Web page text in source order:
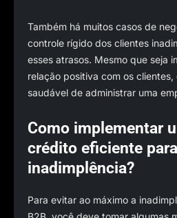
Também há muitos casos de
controle rígido dos clientes
esses atrasos. Mesmo que seja
relação positiva com os clientes,
saudável de administrar uma
Como implementar
crédito eficiente
inadimplência?
Para evitar ao máximo a